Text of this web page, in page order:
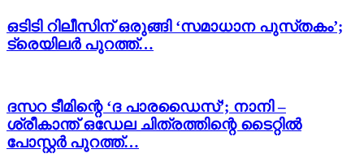
ഒടിടി റിലീസിന് ഒരുങ്ങി ‘സമാധാന പുസ്‍തകം’;
ട്രെയിലർ പുറത്ത്…
ദസറ ടീമിന്റെ ‘ദ പാരഡൈസ്’; നാനി –
ശ്രീകാന്ത് ഒഡേല ചിത്രത്തിന്റെ ടൈറ്റിൽ
പോസ്റ്റർ പുറത്ത്…